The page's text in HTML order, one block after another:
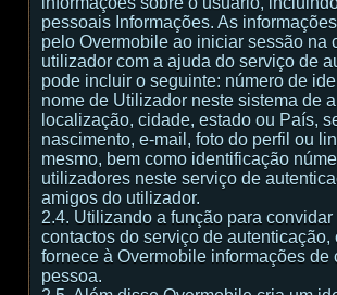
pessoais Informações. As
pelo Overmobile ao iniciar sessão na
utilizador com a ajuda do serviço de
pode incluir o seguinte: número de
nome de Utilizador neste sistema de
localização, cidade, estado ou País,
nascimento, e-mail, foto do perfil ou
mesmo, bem como identificação
utilizadores neste serviço de
amigos do utilizador.
2.4. Utilizando a função para
contactos do serviço de autenticação,
fornece à Overmobile informações de
pessoa.